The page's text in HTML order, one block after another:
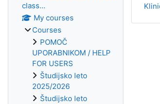
class...
My courses
Courses
POMOČ
UPORABNIKOM / HELP
FOR USERS
Študijsko leto
2025/2026
Študijsko leto